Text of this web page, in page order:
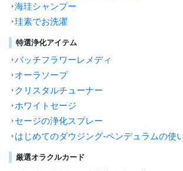
海珪シャンプー
珪素でお洗濯
特選浄化アイテム
バッチフラワーレメディ
オーラソープ
クリスタルチューナー
ホワイトセージ
セージの浄化スプレー
はじめてのダウジング-ペンデュラムの使
厳選オラクルカード